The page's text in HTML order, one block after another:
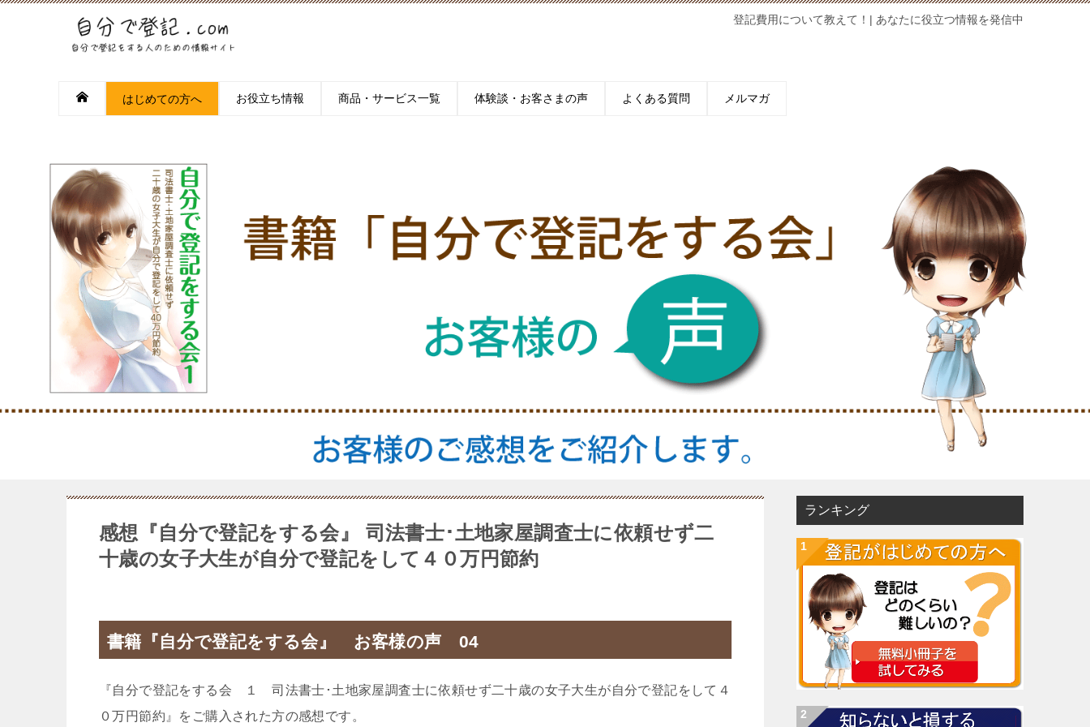
登記費用について教えて！| あなたに役立つ情報を発信中
はじめての方へ お役立ち情報 商品・サービス一覧 体験談・お客さまの声 よくある質問 メルマガ
感想『自分で登記をする会』 司法書士･土地家屋調査士に依頼せず二
十歳の女子大生が自分で登記をして４０万円節約
書籍『自分で登記をする会』 お客様の声 04
『自分で登記をする会 １ 司法書士･土地家屋調査士に依頼せず二十歳の女子大生が自分で登記をして４
０万円節約』をご購入された方の感想です。
ランキング